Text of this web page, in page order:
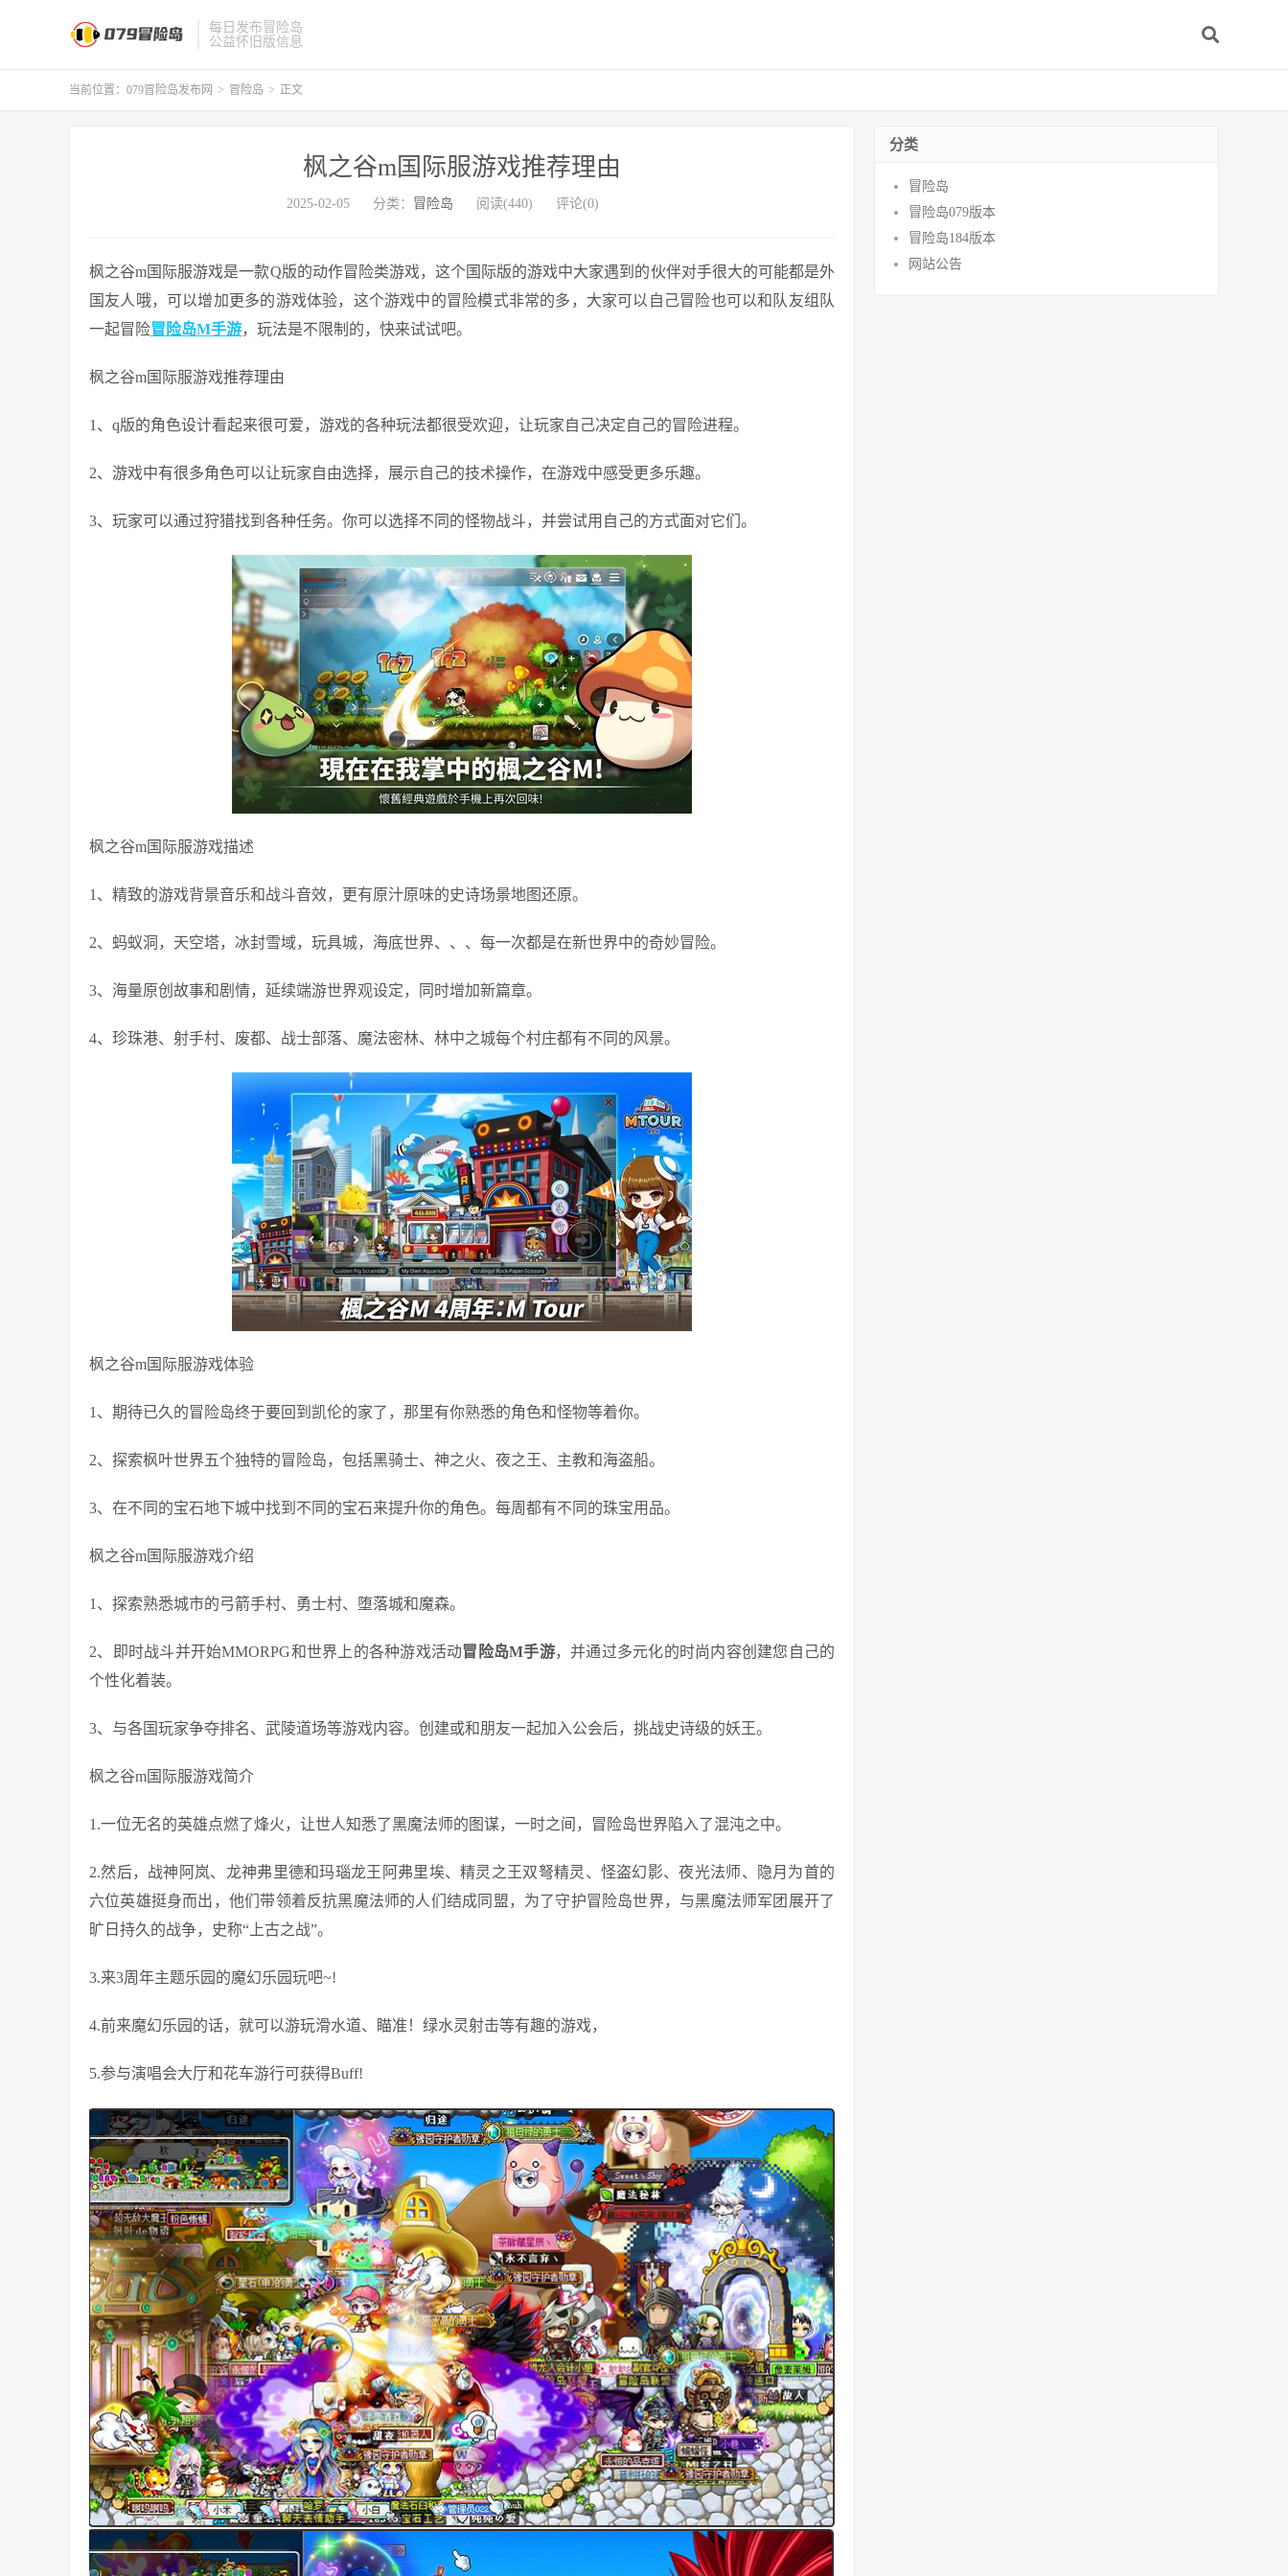
每日发布冒险岛
公益怀旧版信息
当前位置： 079冒险岛发布网 > 冒险岛 > 正文
枫之谷m国际服游戏推荐理由
2025-02-05 分类： 冒险岛 阅读(440) 评论(0)
枫之谷m国际服游戏是一款Q版的动作冒险类游戏，这个国际版的游戏中大家遇到的伙伴对手很大的可能都是外
国友人哦，可以增加更多的游戏体验，这个游戏中的冒险模式非常的多，大家可以自己冒险也可以和队友组队
一起冒险冒险岛M手游，玩法是不限制的，快来试试吧。
枫之谷m国际服游戏推荐理由
1、q版的角色设计看起来很可爱，游戏的各种玩法都很受欢迎，让玩家自己决定自己的冒险进程。
2、游戏中有很多角色可以让玩家自由选择，展示自己的技术操作，在游戏中感受更多乐趣。
3、玩家可以通过狩猎找到各种任务。你可以选择不同的怪物战斗，并尝试用自己的方式面对它们。
枫之谷m国际服游戏描述
1、精致的游戏背景音乐和战斗音效，更有原汁原味的史诗场景地图还原。
2、蚂蚁洞，天空塔，冰封雪域，玩具城，海底世界、、、每一次都是在新世界中的奇妙冒险。
3、海量原创故事和剧情，延续端游世界观设定，同时增加新篇章。
4、珍珠港、射手村、废都、战士部落、魔法密林、林中之城每个村庄都有不同的风景。
枫之谷m国际服游戏体验
1、期待已久的冒险岛终于要回到凯伦的家了，那里有你熟悉的角色和怪物等着你。
2、探索枫叶世界五个独特的冒险岛，包括黑骑士、神之火、夜之王、主教和海盗船。
3、在不同的宝石地下城中找到不同的宝石来提升你的角色。每周都有不同的珠宝用品。
枫之谷m国际服游戏介绍
1、探索熟悉城市的弓箭手村、勇士村、堕落城和魔森。
2、即时战斗并开始MMORPG和世界上的各种游戏活动冒险岛M手游，并通过多元化的时尚内容创建您自己的
个性化着装。
3、与各国玩家争夺排名、武陵道场等游戏内容。创建或和朋友一起加入公会后，挑战史诗级的妖王。
枫之谷m国际服游戏简介
1.一位无名的英雄点燃了烽火，让世人知悉了黑魔法师的图谋，一时之间，冒险岛世界陷入了混沌之中。
2.然后，战神阿岚、龙神弗里德和玛瑙龙王阿弗里埃、精灵之王双弩精灵、怪盗幻影、夜光法师、隐月为首的
六位英雄挺身而出，他们带领着反抗黑魔法师的人们结成同盟，为了守护冒险岛世界，与黑魔法师军团展开了
旷日持久的战争，史称“上古之战”。
3.来3周年主题乐园的魔幻乐园玩吧~!
4.前来魔幻乐园的话，就可以游玩滑水道、瞄准！绿水灵射击等有趣的游戏，
5.参与演唱会大厅和花车游行可获得Buff!
分类
冒险岛
冒险岛079版本
冒险岛184版本
网站公告